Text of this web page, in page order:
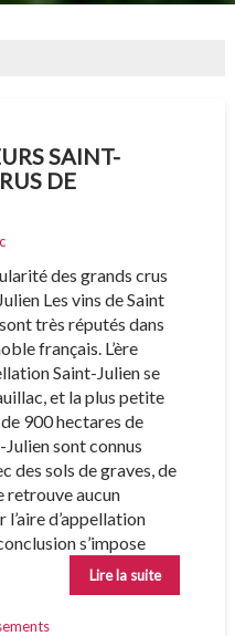
SAINT-
DE
des grands crus
Les vins de Saint
très réputés dans
français. L’ère
Saint-Julien se
et la plus petite
900 hectares de
sont connus
des sols de graves, de
retrouve aucun
d’appellation
s’impose
Lire la suite